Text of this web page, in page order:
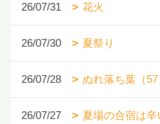
26/07/31 花火
26/07/30 夏祭り
26/07/28 ぬれ落ち葉（
26/07/27 夏場の合宿は辛